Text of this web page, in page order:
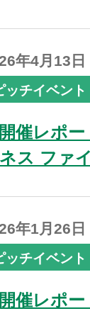
年4月13日
ッチイベン
開催レポ
ス ファ
年1月26日
ッチイベン
開催レポ